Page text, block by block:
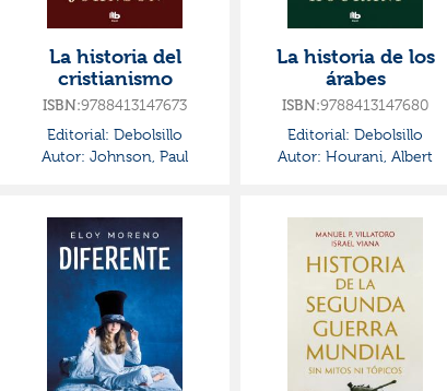
La historia del
cristianismo
ISBN:9788413147673
Editorial: Debolsillo
Autor: Johnson, Paul
La historia de los
árabes
ISBN:9788413147680
Editorial: Debolsillo
Autor: Hourani, Albert